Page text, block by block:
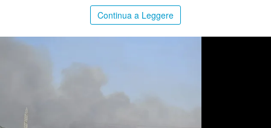
Continua a Leggere